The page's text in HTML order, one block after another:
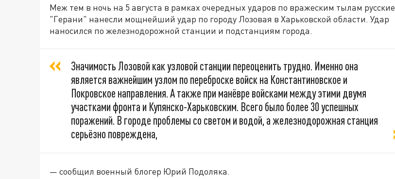
Меж тем в ночь на 5 августа в рамках очередных ударов по вражеским тылам русские
"Герани" нанесли мощнейший удар по городу Лозовая в Харьковской области. Удар
наносился по железнодорожной станции и подстанциям города.
Значимость Лозовой как узловой станции переоценить трудно. Именно она
является важнейшим узлом по переброске войск на Константиновское и
Покровское направления. А также при манёвре войсками между этими двумя
участками фронта и Купянско-Харьковским. Всего было более 30 успешных
поражений. В городе проблемы со светом и водой, а железнодорожная станция
серьёзно повреждена,
— сообщил военный блогер Юрий Подоляка.